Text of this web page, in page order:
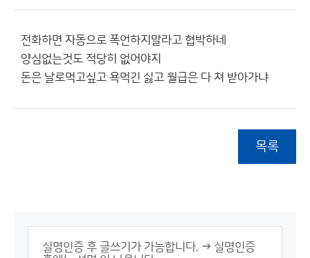
전화하면 자동으로 폭언하지말라고 협박하네
양심없는것도 적당히 없어야지
돈은 날로먹고싶고 욕먹긴 싫고 월급은 다 쳐 받아가냐
목록